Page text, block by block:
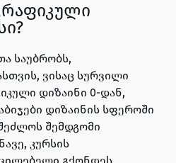
საუბრობს,
ვისაც სურვილი
დიზაინი 0-დან,
დიზაინის სფეროში
შემდგომი
კურსის